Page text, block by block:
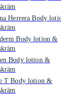
Herrera Body lotion
Body lotion &
Body lotion &
T Body lotion &